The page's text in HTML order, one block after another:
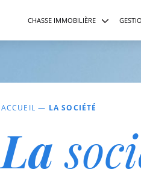
CHASSE IMMOBILIÈRE
ACCUEIL — LA SOCIÉTÉ
La